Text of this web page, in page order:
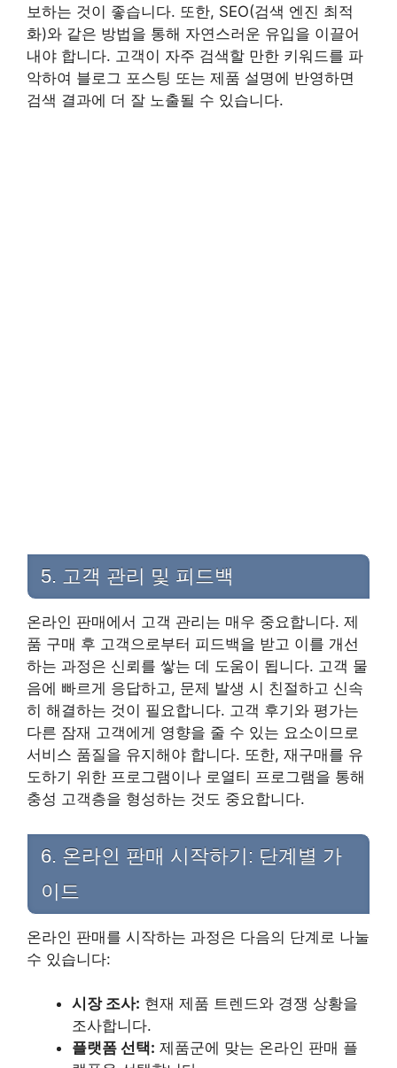
보하는 것이 좋습니다. 또한, SEO(검색 엔진 최적
화)와 같은 방법을 통해 자연스러운 유입을 이끌어
내야 합니다. 고객이 자주 검색할 만한 키워드를 파
악하여 블로그 포스팅 또는 제품 설명에 반영하면
검색 결과에 더 잘 노출될 수 있습니다.
5. 고객 관리 및 피드백
온라인 판매에서 고객 관리는 매우 중요합니다. 제
품 구매 후 고객으로부터 피드백을 받고 이를 개선
하는 과정은 신뢰를 쌓는 데 도움이 됩니다. 고객 물
음에 빠르게 응답하고, 문제 발생 시 친절하고 신속
히 해결하는 것이 필요합니다. 고객 후기와 평가는
다른 잠재 고객에게 영향을 줄 수 있는 요소이므로
서비스 품질을 유지해야 합니다. 또한, 재구매를 유
도하기 위한 프로그램이나 로열티 프로그램을 통해
충성 고객층을 형성하는 것도 중요합니다.
6. 온라인 판매 시작하기: 단계별 가
이드
온라인 판매를 시작하는 과정은 다음의 단계로 나눌
수 있습니다:
시장 조사: 현재 제품 트렌드와 경쟁 상황을
조사합니다.
플랫폼 선택: 제품군에 맞는 온라인 판매 플